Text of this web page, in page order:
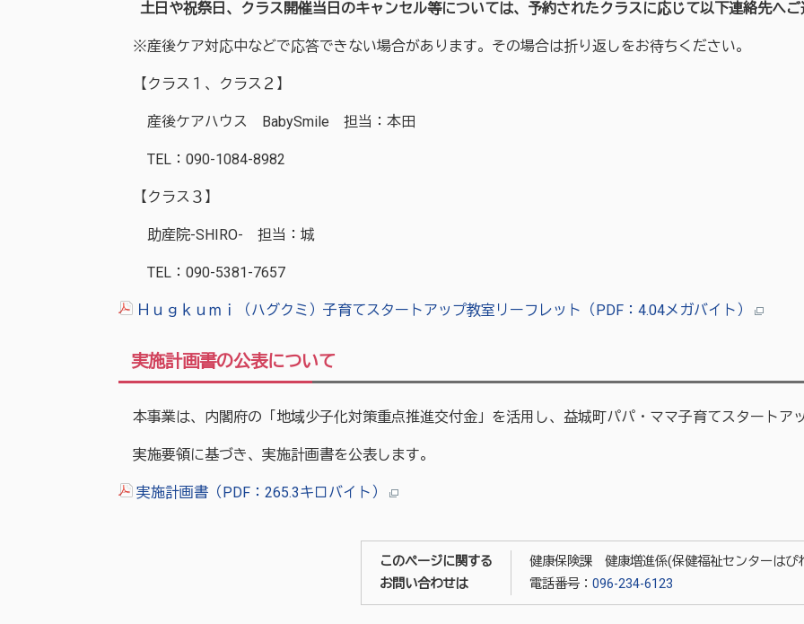
土日や祝祭日、クラス開催当日のキャンセル等については、予約されたクラスに応じて以下連絡先へご
※産後ケア対応中などで応答できない場合があります。その場合は折り返しをお待ちください。
【クラス１、クラス２】
産後ケアハウス BabySmile 担当：本田
TEL：090-1084-8982
【クラス３】
助産院-SHIRO- 担当：城
TEL：090-5381-7657
Ｈｕｇｋｕｍｉ（ハグクミ）子育てスタートアップ教室リーフレット（PDF：4.04メガバイト）
実施計画書の公表について
本事業は、内閣府の「地域少子化対策重点推進交付金」を活用し、益城町パパ・ママ子育てスタートア
実施要領に基づき、実施計画書を公表します。
実施計画書（PDF：265.3キロバイト）
このページに関する
お問い合わせは
健康保険課 健康増進係(保健福祉センターはぴ
電話番号： 096-234-6123